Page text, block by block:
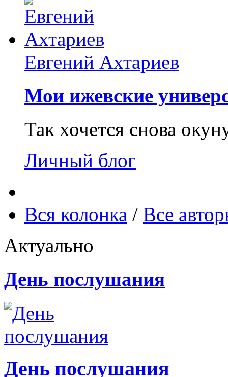
Евгений Ахтариев
Мои ижевские
Так хочется снова
Личный блог
Вся колонка / Все
Актуально
День послушания
День послушания